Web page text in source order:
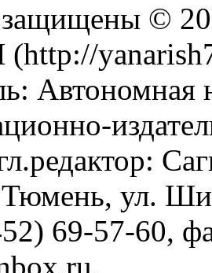
©
Автономная
Тюмень, ул.
69-57-60,